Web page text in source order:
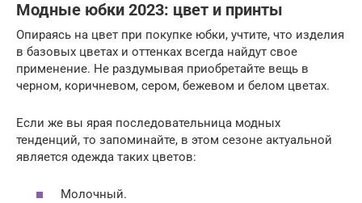
Модные юбки 2023: цвет и принты
Опираясь на цвет при покупке юбки, учтите, что изделия
в базовых цветах и оттенках всегда найдут свое
применение. Не раздумывая приобретайте вещь в
черном, коричневом, сером, бежевом и белом цветах.
Если же вы ярая последовательница модных
тенденций, то запоминайте, в этом сезоне актуальной
является одежда таких цветов:
Молочный.